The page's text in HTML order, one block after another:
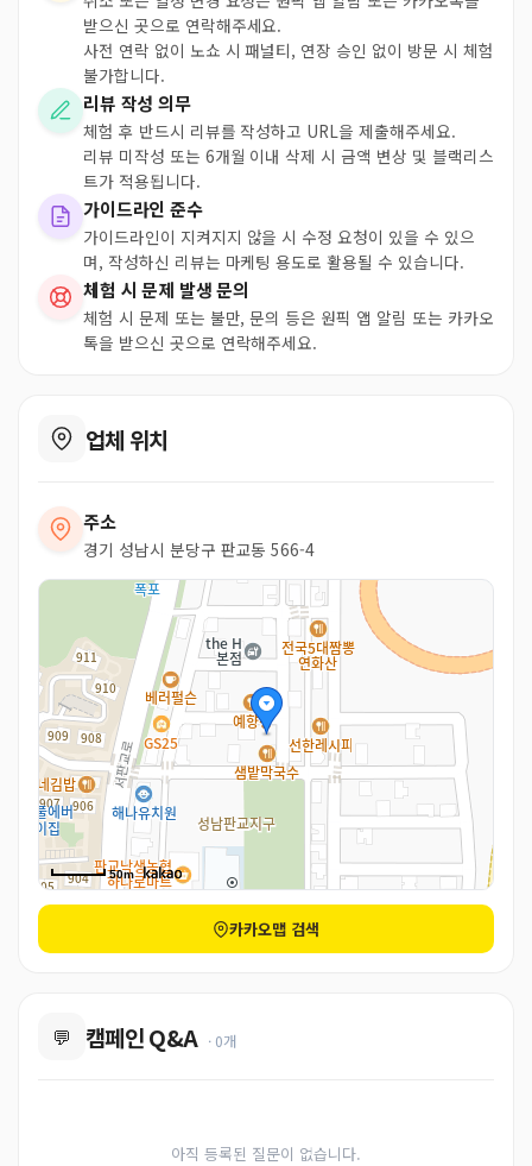
받으신 곳으로 연락해주세요.
사전 연락 없이 노쇼 시 패널티, 연장 승인 없이 방문 시 체험
불가합니다.
리뷰 작성 의무
체험 후 반드시 리뷰를 작성하고 URL을 제출해주세요.
리뷰 미작성 또는 6개월 이내 삭제 시 금액 변상 및 블랙리스
트가 적용됩니다.
가이드라인 준수
가이드라인이 지켜지지 않을 시 수정 요청이 있을 수 있으
며, 작성하신 리뷰는 마케팅 용도로 활용될 수 있습니다.
체험 시 문제 발생 문의
체험 시 문제 또는 불만, 문의 등은 원픽 앱 알림 또는 카카오
톡을 받으신 곳으로 연락해주세요.
업체 위치
주소
경기 성남시 분당구 판교동 566-4
50m
카카오맵 검색
💬 캠페인 Q&A · 0개
아직 등록된 질문이 없습니다.